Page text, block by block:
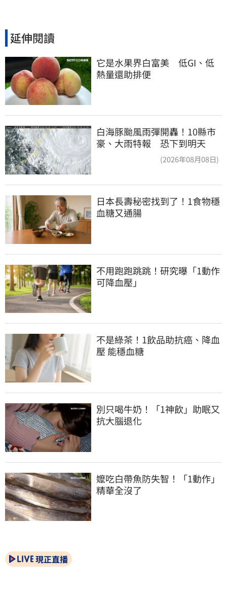
延伸閱讀
它是水果界白富美　低GI、低
熱量還助排便
白海豚颱風雨彈開轟！10縣市
豪、大雨特報 恐下到明天
(2026年08月08日)
日本長壽秘密找到了！1食物穩
血糖又通腸
不用跑跑跳跳！研究曝「1動作
可降血壓」
不是綠茶！1飲品助抗癌、降血
壓 能穩血糖
別只喝牛奶！「1神飲」助眠又
抗大腦退化
嬤吃白帶魚防失智！「1動作」
精華全沒了
現正直播